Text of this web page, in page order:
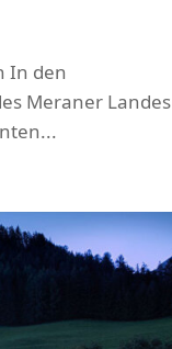
In den
Meraner Landes